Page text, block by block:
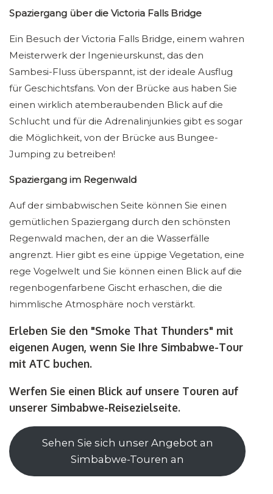
Spaziergang über die Victoria Falls Bridge
Ein Besuch der Victoria Falls Bridge, einem wahren
Meisterwerk der Ingenieurskunst, das den
Sambesi-Fluss überspannt, ist der ideale Ausflug
für Geschichtsfans. Von der Brücke aus haben Sie
einen wirklich atemberaubenden Blick auf die
Schlucht und für die Adrenalinjunkies gibt es sogar
die Möglichkeit, von der Brücke aus Bungee-
Jumping zu betreiben!
Spaziergang im Regenwald
Auf der simbabwischen Seite können Sie einen
gemütlichen Spaziergang durch den schönsten
Regenwald machen, der an die Wasserfälle
angrenzt. Hier gibt es eine üppige Vegetation, eine
rege Vogelwelt und Sie können einen Blick auf die
regenbogenfarbene Gischt erhaschen, die die
himmlische Atmosphäre noch verstärkt.
Erleben Sie den "Smoke That Thunders" mit
eigenen Augen, wenn Sie Ihre Simbabwe-Tour
mit ATC buchen.
Werfen Sie einen Blick auf unsere Touren auf
unserer Simbabwe-Reisezielseite.
Sehen Sie sich unser Angebot an
Simbabwe-Touren an